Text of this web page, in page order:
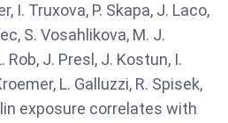
I. Truxova, P. Skapa, J. Laco,
S. Vosahlikova, M. J.
Rob, J. Presl, J. Kostun, I.
L. Galluzzi, R. Spisek,
exposure correlates with